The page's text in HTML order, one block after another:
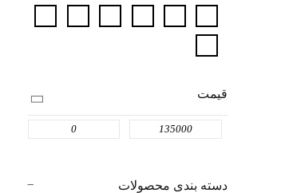
قیمت
دسته‌ بندی محصولات